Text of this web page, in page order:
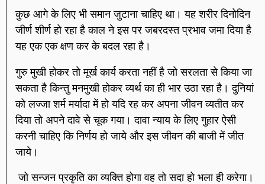
कुछ आगे के लिए भी समान जुटाना चाहिए था। यह शरीर दिनोदिन
जीर्ण शीर्ण हो रहा है काल ने इस पर जबरदस्त प्रभाव जमा दिया है
यह एक एक क्षण कर के बदल रहा है।
गुरु मुखी होकर तो मूर्ख कार्य करता नहीं है जो सरलता से किया जा
सकता है किन्तु मनमुखी होकर व्यर्थ का ही भार उठा रहा है। दुनियां
को लज्जा शर्म मर्यादा में हो यदि रह कर अपना जीवन व्यतीत कर
दिया तो अपने दावे से चूक गया। दावा न्याय के लिए गुहार ऐसी
करनी चाहिए कि निर्णय हो जाये और इस जीवन की बाजी में जीत
जाये।
जो सन्जन प्रकृति का व्यक्ति होगा वह तो सदा हो भला ही करेगा।